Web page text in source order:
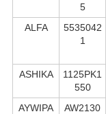
5
ALFA
5535042
1
ASHIKA
1125PK1
550
AYWIPA
AW2130